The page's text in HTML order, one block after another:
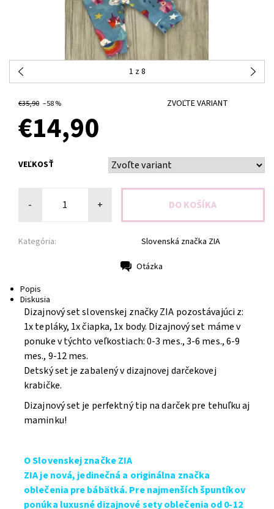
1 z 8
€35,90 –58 % ZVOĽTE VARIANT
€14,90
VEĽKOSŤ
- +
Kategória: Slovenská značka ZIA
Otázka
Popis
Diskusia
Dizajnový set slovenskej značky ZIA pozostávajúci z:
1x tepláky, 1x čiapka, 1x body. Dizajnový set máme v
ponuke v týchto veľkostiach: 0-3 mes., 3-6 mes., 6-9
mes., 9-12 mes.
Detský set je zabalený v dizajnovej darčekovej
krabičke.
Dizajnový set je perfektný tip na darček pre tehuľku aj
maminku!
O Slovenskej značke ZIA
ZIA je nová, jedinečná a originálna značka
oblečenia pre bábätká. Pre najmenších špuntíkov
ponúka luxusné dizajnové sety oblečenia od 0-12